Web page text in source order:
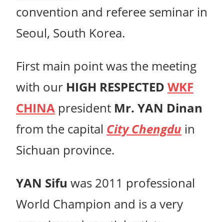
convention and referee seminar in
Seoul, South Korea.
First main point was the meeting
with our HIGH RESPECTED WKF
CHINA president Mr. YAN Dinan
from the capital City Chengdu in
Sichuan province.
YAN Sifu was 2011 professional
World Champion and is a very